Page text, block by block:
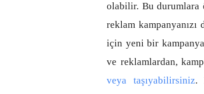
olabilir. Bu durumlara
reklam
için yeni bir
ve reklamlardan,
veya taşıyabilirsiniz.